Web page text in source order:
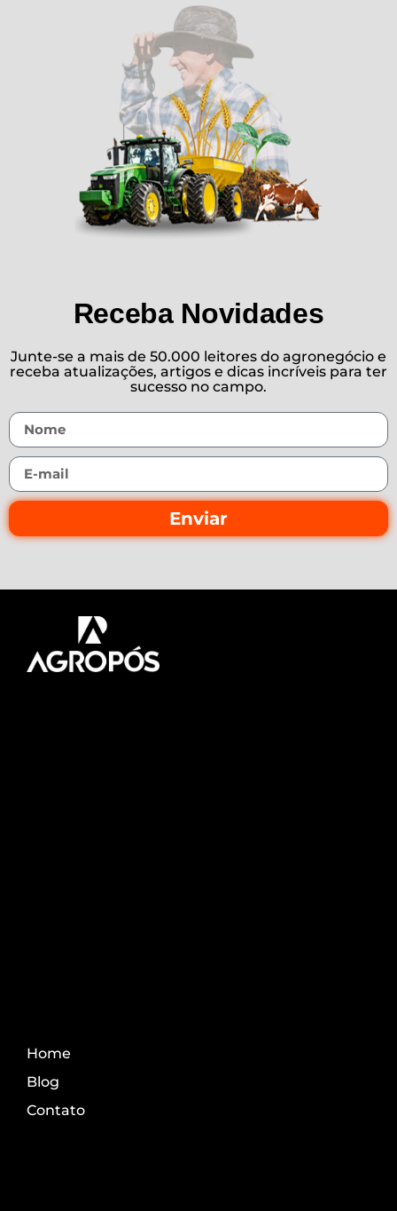
Receba Novidades
Junte-se a mais de 50.000 leitores do agronegócio e
receba atualizações, artigos e dicas incríveis para ter
sucesso no campo.
Enviar
Home
Blog
Contato